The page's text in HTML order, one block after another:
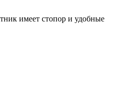
имеет стопор и удобные